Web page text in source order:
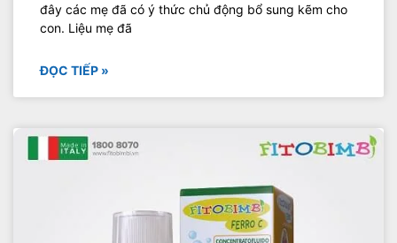
đây các mẹ đã có ý thức chủ động bổ sung kẽm cho
con. Liệu mẹ đã
ĐỌC TIẾP »